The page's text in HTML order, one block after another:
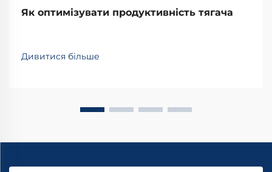
Як оптимізувати продуктивність тягача
Дивитися більше